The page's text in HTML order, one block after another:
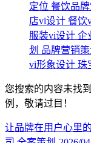
定位 餐饮品牌
店vi设计 餐饮
服装vi设计 企
划 品牌营销策
vi形象设计 珠
您搜索的内容未找
例，敬请过目！
让品牌在用户心里